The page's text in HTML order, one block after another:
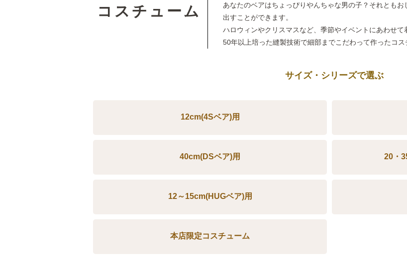
コスチューム
あなたのベアはちょっぴりやんちゃな男の子？それとも
出すことができます。
ハロウィンやクリスマスなど、季節やイベントにあわせて
50年以上培った縫製技術で細部までこだわって作ったコ
サイズ・シリーズで選ぶ
12cm(4Sベア)用
40cm(DSベア)用 20・
12～15cm(HUGベア)用
本店限定コスチューム